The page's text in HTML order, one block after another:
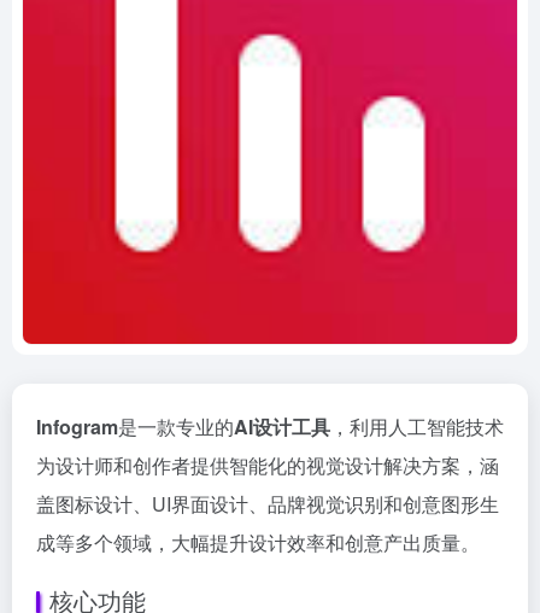
Infogram是一款专业的AI设计工具 ，利用人工智能技术
为设计师和创作者提供智能化的视觉设计解决方案，涵
盖图标设计、UI界面设计、品牌视觉识别和创意图形生
成等多个领域，大幅提升设计效率和创意产出质量。
核心功能